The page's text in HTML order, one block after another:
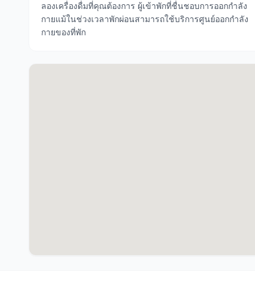
ลองเครื่องดื่มที่คุณต้องการ ผู้เข้าพักที่ชื่นชอบการออกกำลัง
กายแม้ในช่วงเวลาพักผ่อนสามารถใช้บริการศูนย์ออกกำลัง
กายของที่พัก